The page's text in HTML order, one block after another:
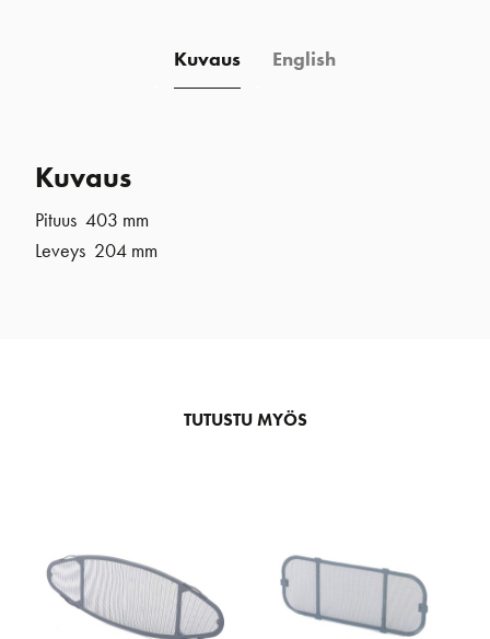
Kuvaus English
Kuvaus
Pituus 403 mm
Leveys 204 mm
TUTUSTU MYÖS